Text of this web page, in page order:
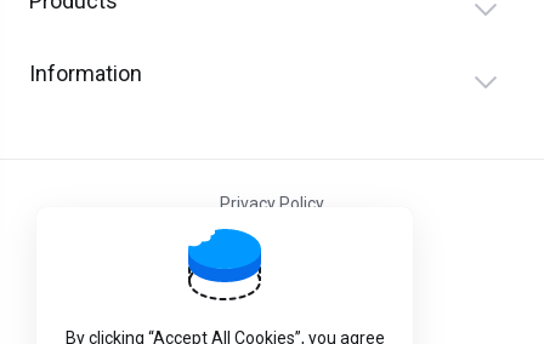
Information
Privacy Policy
Terms and Conditions
By clicking “Accept All Cookies”, you agree